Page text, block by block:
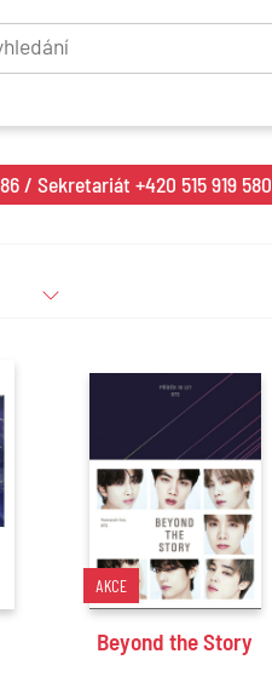
/ Sekretariát +420 515 919 580
AKCE
Beyond the Story